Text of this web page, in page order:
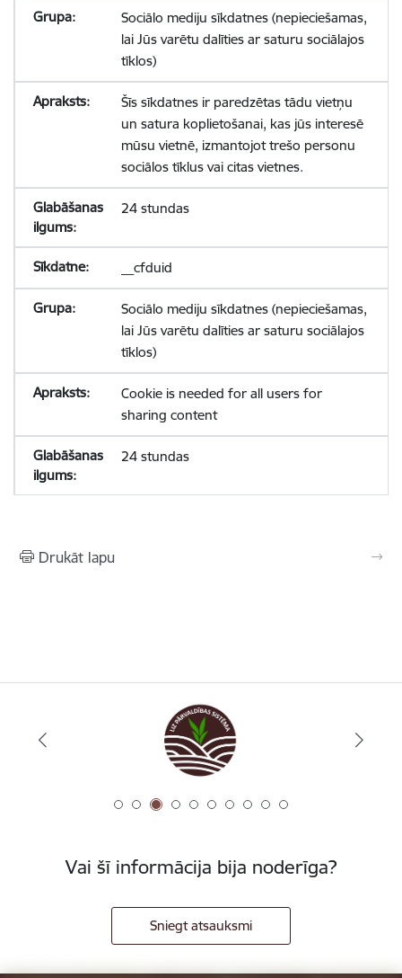
Sociālo mediju sīkdatnes (nepieciešamas,
lai Jūs varētu dalīties ar saturu sociālajos
tīklos)
Šīs sīkdatnes ir paredzētas tādu vietņu
un satura koplietošanai, kas jūs interesē
mūsu vietnē, izmantojot trešo personu
sociālos tīklus vai citas vietnes.
24 stundas
__cfduid
Sociālo mediju sīkdatnes (nepieciešamas,
lai Jūs varētu dalīties ar saturu sociālajos
tīklos)
Cookie is needed for all users for
sharing content
24 stundas
Drukāt lapu
Vai šī informācija bija noderīga?
Sniegt atsauksmi